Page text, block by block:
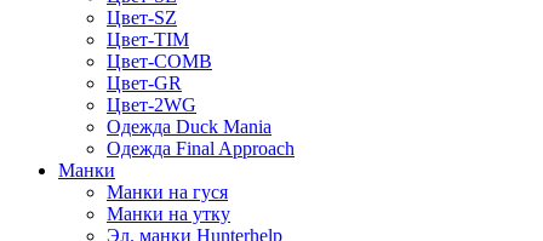
Цвет-SZ
Цвет-TIM
Цвет-COMB
Цвет-GR
Цвет-2WG
Одежда Duck Mania
Одежда Final Approach
Манки
Манки на гуся
Манки на утку
Эл. манки Hunterhelp